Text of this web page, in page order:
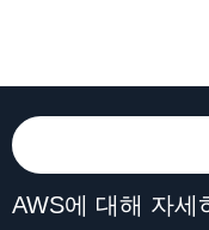
AWS에 대해 자세